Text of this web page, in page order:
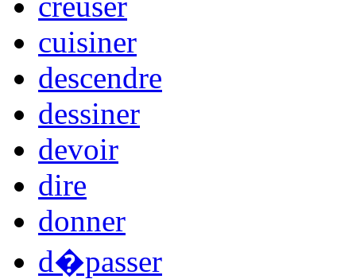
cuisiner
descendre
dessiner
devoir
dire
donner
d�passer